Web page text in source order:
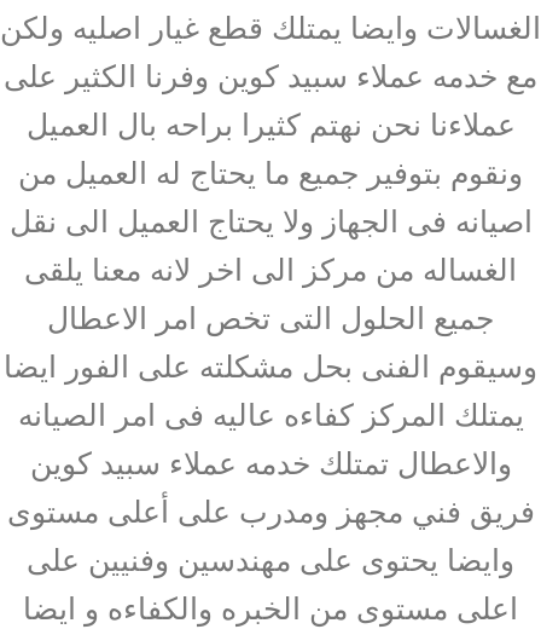
الغسالات وايضا يمتلك قطع غيار اصليه ولكن
مع خدمه عملاء سبيد كوين وفرنا الكثير على
عملاءنا نحن نهتم كثيرا براحه بال العميل
ونقوم بتوفير جميع ما يحتاج له العميل من
اصيانه فى الجهاز ولا يحتاج العميل الى نقل
الغساله من مركز الى اخر لانه معنا يلقى
جميع الحلول التى تخص امر الاعطال
وسيقوم الفنى بحل مشكلته على الفور ايضا
يمتلك المركز كفاءه عاليه فى امر الصيانه
والاعطال تمتلك خدمه عملاء سبيد كوين
فريق فني مجهز ومدرب على أعلى مستوى
وايضا يحتوى على مهندسين وفنيين على
اعلى مستوى من الخبره والكفاءه و ايضا